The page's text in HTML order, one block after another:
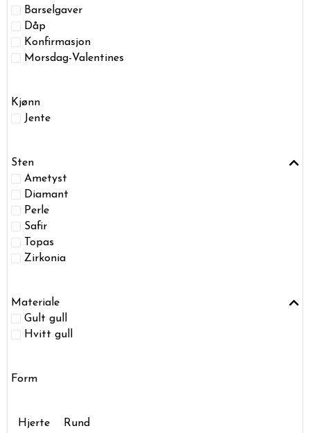
Barselgaver
Dåp
Konfirmasjon
Morsdag-Valentines
Kjønn
Jente
Sten
Ametyst
Diamant
Perle
Safir
Topas
Zirkonia
Materiale
Gult gull
Hvitt gull
Form
Hjerte Rund